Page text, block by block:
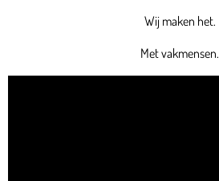
Wij maken het.
Met vakmensen.